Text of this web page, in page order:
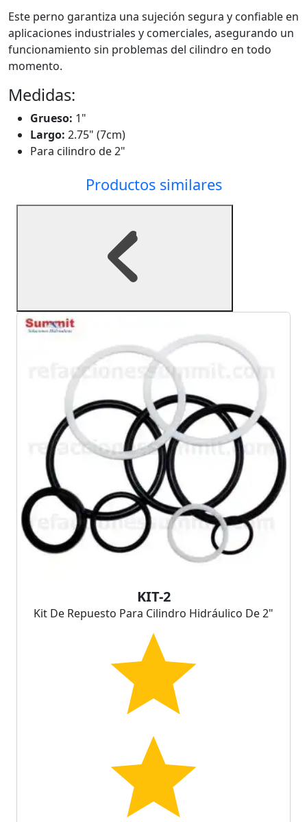
Este perno garantiza una sujeción segura y confiable en
aplicaciones industriales y comerciales, asegurando un
funcionamiento sin problemas del cilindro en todo
momento.
Medidas:
Grueso: 1"
Largo: 2.75" (7cm)
Para cilindro de 2"
Productos similares
KIT-2
Kit De Repuesto Para Cilindro Hidráulico De 2"